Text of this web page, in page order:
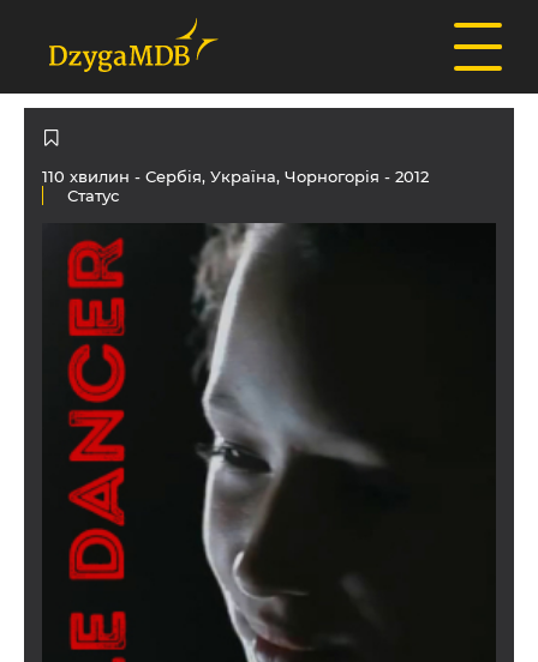
110 хвилин - Сербія, Україна, Чорногорія - 2012
Статус